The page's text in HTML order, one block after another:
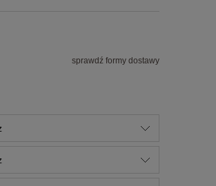
sprawdź formy dostawy